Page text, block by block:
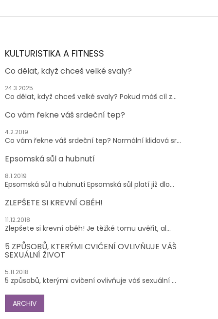
Z
aKULTURISTIKA A FITNESS
Co dělat, když chceš velké svaly?
24.3.2025
Co dělat, když chceš velké svaly? Pokud máš cíl z...
Co vám řekne váš srdeční tep?
4.2.2019
Co vám řekne váš srdeční tep? Normální klidová sr...
Epsomská sůl a hubnutí
8.1.2019
Epsomská sůl a hubnutí Epsomská sůl platí již dlo...
ZLEPŠETE SI KREVNÍ OBĚH!
11.12.2018
Zlepšete si krevní oběh! Je těžké tomu uvěřit, al...
5 ZPŮSOBŮ, KTERÝMI CVIČENÍ OVLIVŇUJE VÁŠ
SEXUÁLNÍ ŽIVOT
5.11.2018
5 způsobů, kterými cvičení ovlivňuje váš sexuální ...
ARCHIV